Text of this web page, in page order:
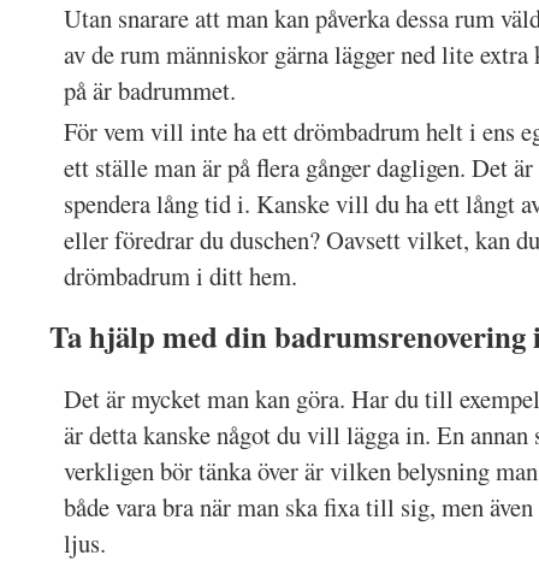
Utan snarare att man kan påverka dessa rum
av de rum människor gärna lägger ned lite
på är badrummet.
För vem vill inte ha ett drömbadrum helt i ens
ett ställe man är på flera gånger dagligen. Det
spendera lång tid i. Kanske vill du ha ett långt
eller föredrar du duschen? Oavsett vilket, kan
drömbadrum i ditt hem.
Ta hjälp med din badrumsrenovering
Det är mycket man kan göra. Har du till
är detta kanske något du vill lägga in. En annan
verkligen bör tänka över är vilken belysning
både vara bra när man ska fixa till sig, men
ljus.